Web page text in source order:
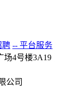
聘 -- 平台服务
场4号楼3A19
公司